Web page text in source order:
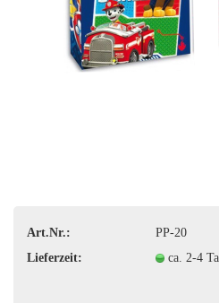
Art.Nr.:
PP-20
Lieferzeit:
ca. 2-4